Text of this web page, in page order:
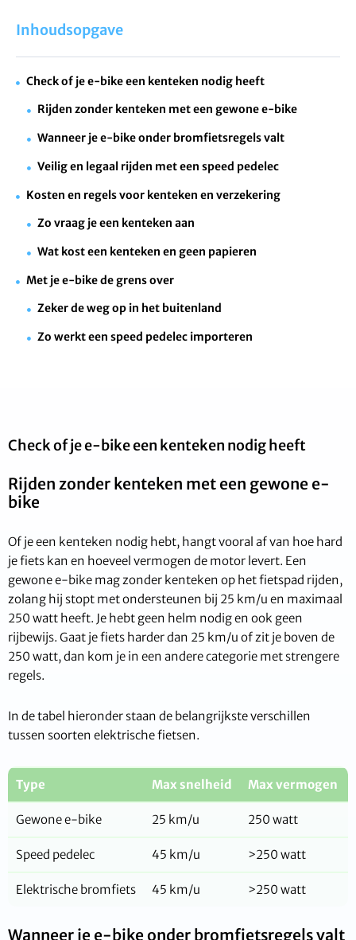
Inhoudsopgave
Check of je e-bike een kenteken nodig heeft
Rijden zonder kenteken met een gewone e-bike
Wanneer je e-bike onder bromfietsregels valt
Veilig en legaal rijden met een speed pedelec
Kosten en regels voor kenteken en verzekering
Zo vraag je een kenteken aan
Wat kost een kenteken en geen papieren
Met je e-bike de grens over
Zeker de weg op in het buitenland
Zo werkt een speed pedelec importeren
Check of je e-bike een kenteken nodig heeft
Rijden zonder kenteken met een gewone e-
bike
Of je een kenteken nodig hebt, hangt vooral af van hoe hard
je fiets kan en hoeveel vermogen de motor levert. Een
gewone e-bike mag zonder kenteken op het fietspad rijden,
zolang hij stopt met ondersteunen bij 25 km/u en maximaal
250 watt heeft. Je hebt geen helm nodig en ook geen
rijbewijs. Gaat je fiets harder dan 25 km/u of zit je boven de
250 watt, dan kom je in een andere categorie met strengere
regels.
In de tabel hieronder staan de belangrijkste verschillen
tussen soorten elektrische fietsen.
Type Max snelheid Max vermogen
Gewone e-bike 25 km/u 250 watt
Speed pedelec 45 km/u >250 watt
Elektrische bromfiets 45 km/u >250 watt
Wanneer je e-bike onder bromfietsregels valt